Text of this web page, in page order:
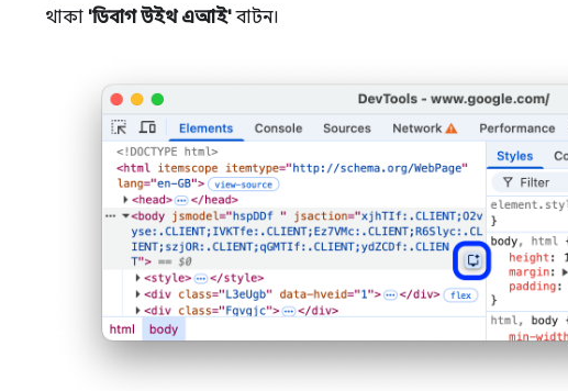
থাকা 'ডিবাগ উইথ এআই'বাটন।